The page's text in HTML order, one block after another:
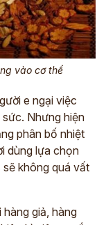
vào cơ thể
e ngại việc
Nhưng hiện
phân bố nhiệt
dùng lựa chọn
sẽ không quá vất
giả, hàng
*